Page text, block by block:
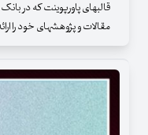
قالبهای پاورپوینت که در
مقالات و پژوهشهای خود را